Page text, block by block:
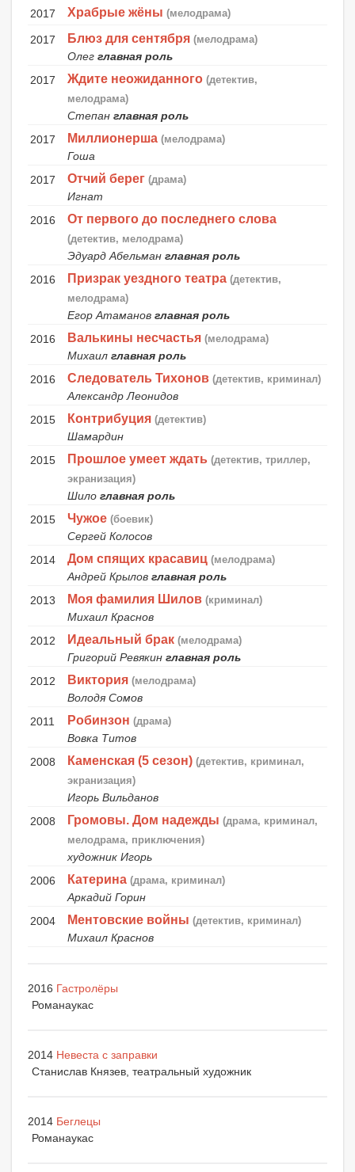
2017
Храбрые жёны (мелодрама)
2017 Блюз для сентября (мелодрама)
Олег главная роль
2017
Ждите неожиданного (детектив,
мелодрама)
Степан главная роль
2017
Миллионерша (мелодрама)
Гоша
2017
Отчий берег (драма)
Игнат
2016
От первого до последнего слова
(детектив, мелодрама)
Эдуард Абельман главная роль
2016
Призрак уездного театра (детектив,
мелодрама)
Егор Атаманов главная роль
2016
Валькины несчастья (мелодрама)
Михаил главная роль
2016
Следователь Тихонов (детектив, криминал)
Александр Леонидов
2015
Контрибуция (детектив)
Шамардин
2015
Прошлое умеет ждать (детектив, триллер,
экранизация)
Шило главная роль
2015
Чужое (боевик)
Сергей Колосов
2014
Дом спящих красавиц (мелодрама)
Андрей Крылов главная роль
2013
Моя фамилия Шилов (криминал)
Михаил Краснов
2012
Идеальный брак (мелодрама)
Григорий Ревякин главная роль
2012
Виктория (мелодрама)
Володя Сомов
2011
Робинзон (драма)
Вовка Титов
2008
Каменская (5 сезон) (детектив, криминал,
экранизация)
Игорь Вильданов
2008
Громовы. Дом надежды (драма, криминал,
мелодрама, приключения)
художник Игорь
2006
Катерина (драма, криминал)
Аркадий Горин
2004
Ментовские войны (детектив, криминал)
Михаил Краснов
2016 Гастролёры
Романаукас
2014 Невеста с заправки
Станислав Князев, театральный художник
2014 Беглецы
Романаукас